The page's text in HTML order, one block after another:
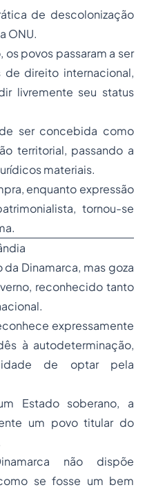
de descolonização
ONU.
os povos passaram a ser
direito internacional,
livremente seu status
ser concebida como
territorial, passando a
materiais.
enquanto expressão
tornou-se
Dinamarca, mas goza
reconhecido tanto
expressamente
à autodeterminação,
de optar pela
Estado soberano, a
um povo titular do
não dispõe
se fosse um bem